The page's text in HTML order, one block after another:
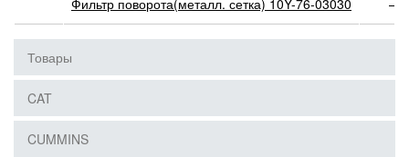
Фильтр поворота(металл. сетка) 10Y-76-03030 —
Товары
CAT
CUMMINS